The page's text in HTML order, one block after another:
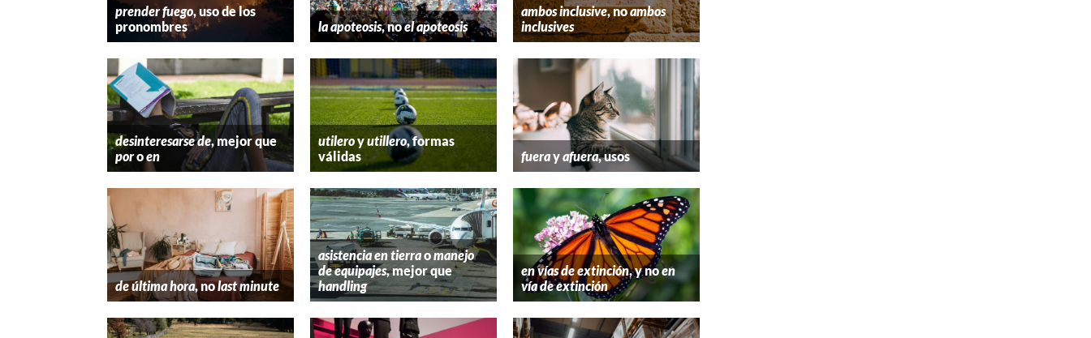
prender fuego, uso de los
pronombres
la apoteosis, noel apoteosis
ambos inclusive, noambos
inclusives
desinteresarse de, mejor que
poroen
utileroyutillero, formas
válidas
fuerayafuera, usos
de última hora, nolast minute
asistencia en tierraomanejo
de equipajes, mejor que
handling
en vías de extinción, y noen
vía de extinción